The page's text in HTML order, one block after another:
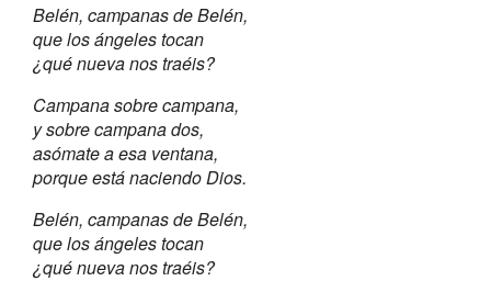
Belén, campanas de Belén,
que los ángeles tocan
¿qué nueva nos traéis?
Campana sobre campana,
y sobre campana dos,
asómate a esa ventana,
porque está naciendo Dios.
Belén, campanas de Belén,
que los ángeles tocan
¿qué nueva nos traéis?